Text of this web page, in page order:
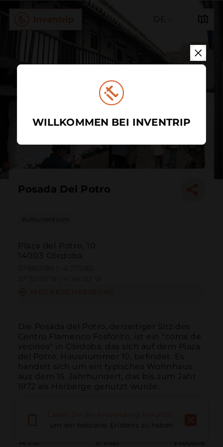
DE
Posada Del Potro
Kulturzentrum
Plaza del Potro, 10
14003 Córdoba
Die Posada del Potro, derzeitiger Sitz des
Centro Flamenco Fosforito, ist ein "corral de
vecinos" in Córdoba, das sich auf dem Plaza
del Potro, Hausnummer 10, befindet. Es
handelt sich um ein typisches Wohnhaus
aus dem 15. Jahrhundert, das bis zum Jahr
1972 als Herberge genutzt wurde.
Anruf E-Mail Website
um ein besseres Erlebnis zu haben
WILLKOMMEN BEI INVENTRIP